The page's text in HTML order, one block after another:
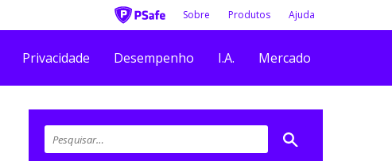
Sobre Produtos Ajuda
Privacidade Desempenho I.A. Mercado